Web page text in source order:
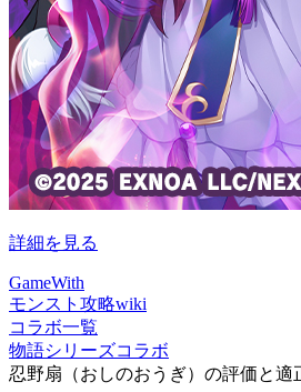
詳細を見る
GameWith
モンスト攻略wiki
コラボ一覧
物語シリーズコラボ
忍野扇（おしのおうぎ）の評価と適